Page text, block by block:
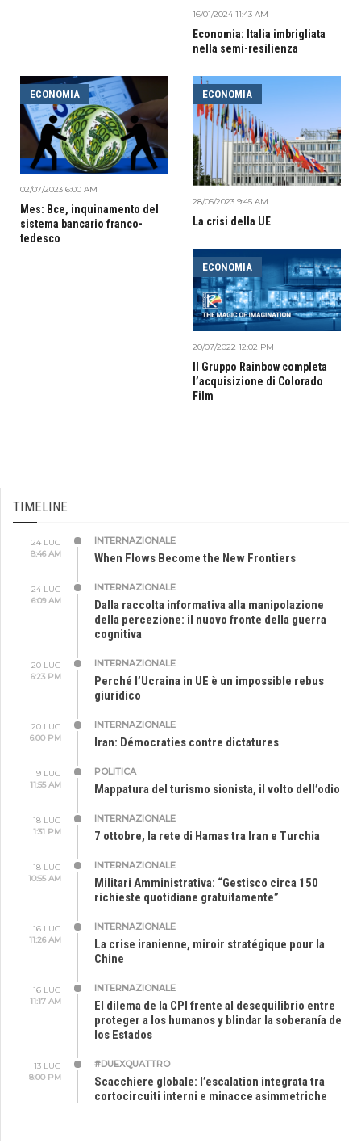
16/01/2024 11:43 AM
Economia: Italia imbrigliata
nella semi-resilienza
ECONOMIA
02/07/2023 6:00 AM
Mes: Bce, inquinamento del
sistema bancario franco-
tedesco
ECONOMIA
28/05/2023 9:45 AM
La crisi della UE
ECONOMIA
20/07/2022 12:02 PM
Il Gruppo Rainbow completa
l’acquisizione di Colorado
Film
TIMELINE
24 LUG
8:46 AM
INTERNAZIONALE
When Flows Become the New Frontiers
24 LUG
6:09 AM
INTERNAZIONALE
Dalla raccolta informativa alla manipolazione
della percezione: il nuovo fronte della guerra
cognitiva
20 LUG
6:23 PM
INTERNAZIONALE
Perché l’Ucraina in UE è un impossible rebus
giuridico
20 LUG
6:00 PM
INTERNAZIONALE
Iran: Démocraties contre dictatures
19 LUG
11:55 AM
POLITICA
Mappatura del turismo sionista, il volto dell’odio
18 LUG
1:31 PM
INTERNAZIONALE
7 ottobre, la rete di Hamas tra Iran e Turchia
18 LUG
10:55 AM
INTERNAZIONALE
Militari Amministrativa: “Gestisco circa 150
richieste quotidiane gratuitamente”
16 LUG
11:26 AM
INTERNAZIONALE
La crise iranienne, miroir stratégique pour la
Chine
16 LUG
11:17 AM
INTERNAZIONALE
El dilema de la CPI frente al desequilibrio entre
proteger a los humanos y blindar la soberanía de
los Estados
13 LUG
8:00 PM
#DUEXQUATTRO
Scacchiere globale: l’escalation integrata tra
cortocircuiti interni e minacce asimmetriche